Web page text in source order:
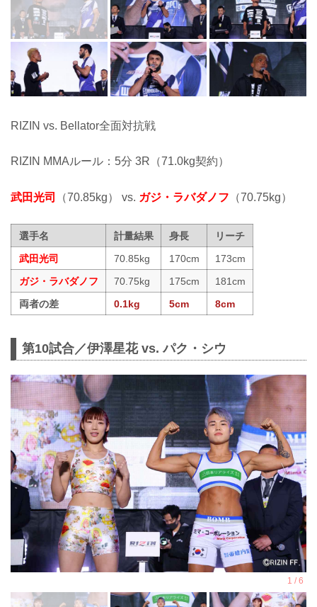
RIZIN vs. Bellator全面対抗戦
RIZIN MMAルール：5分 3R（71.0kg契約）
武田光司 （70.85kg） vs. ガジ・ラバダノフ （70.75kg）
選手名 計量結果 身長
リーチ
武田光司
70.85kg 170cm
173cm
ガジ・ラバダノフ
70.75kg 175cm
181cm
両者の差
0.1kg 5cm 8cm
第10試合／伊澤星花 vs. パク・シウ